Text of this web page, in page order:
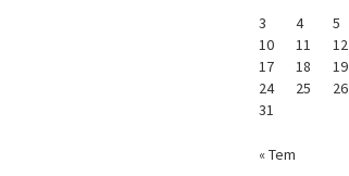
3
4 5
10
11 12
17
18 19
24
25 26
31
« Tem